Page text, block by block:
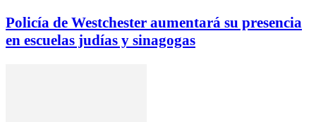
Policía de Westchester aumentará su presencia
en escuelas judías y sinagogas